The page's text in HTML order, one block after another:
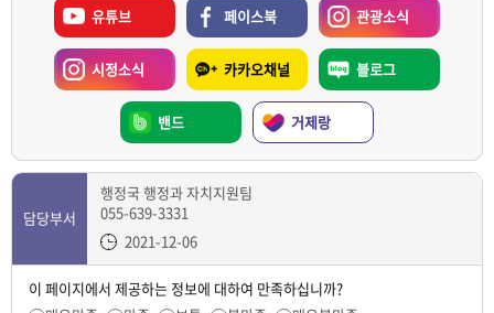
유튜브 페이스북 관광소식
시정소식 카카오채널 블로그
밴드 거제랑
담당부서
행정국 행정과 자치지원팀
055-639-3331
2021-12-06
이 페이지에서 제공하는 정보에 대하여 만족하십니까?